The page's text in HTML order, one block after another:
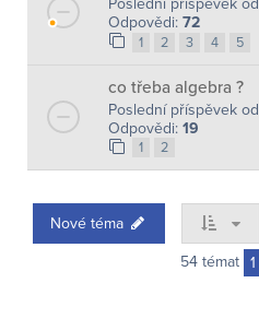
Odpovědi: 72
1 2 3 4 5
co třeba algebra ?
Poslední příspěvek od
Odpovědi: 19
1 2
Nové téma
54 témat 1